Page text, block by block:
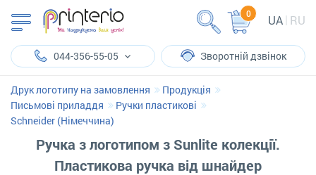
UA RU
0
044-356-55-05 Зворотній дзвінок
Друк логотипу на замовлення
Продукція
Письмові приладдя
Ручки пластикові
Schneider (Німеччина)
Ручка з логотипом з Sunlite колекції.
Пластикова ручка від шнайдер